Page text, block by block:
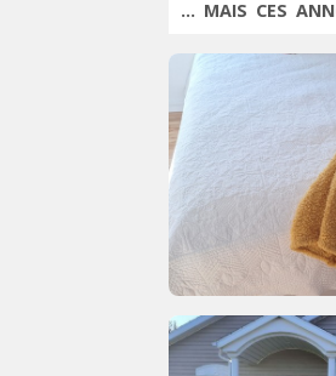
... MAIS CES